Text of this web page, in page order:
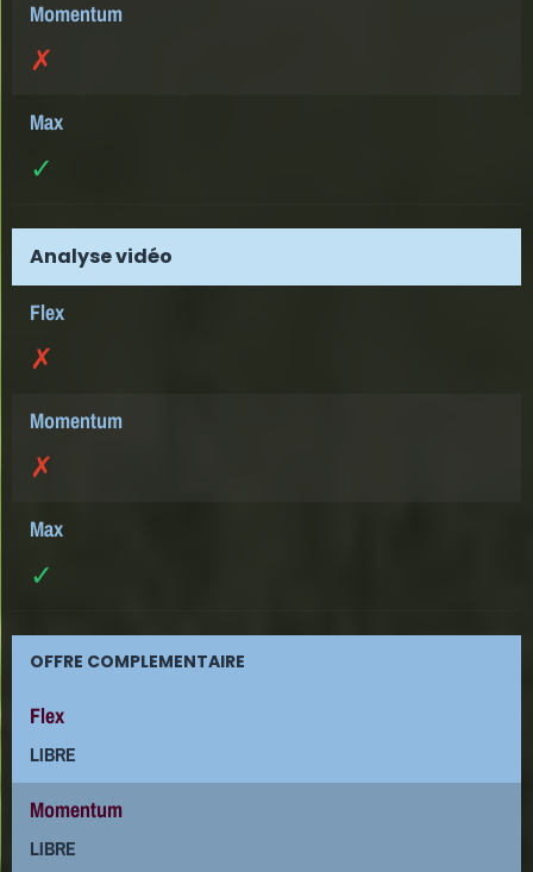
✗
✓
Analyse vidéo
✗
✗
✓
OFFRE COMPLEMENTAIRE
LIBRE
LIBRE